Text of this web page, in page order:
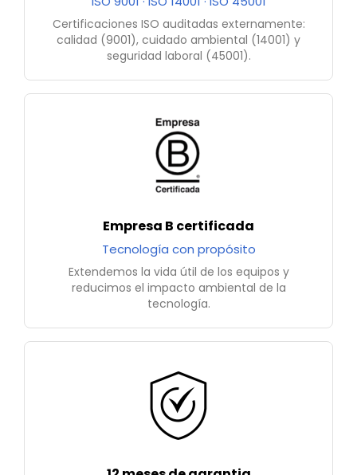
Certificaciones ISO auditadas externamente:
calidad (9001), cuidado ambiental (14001) y
seguridad laboral (45001).
Empresa B certificada
Tecnología con propósito
Extendemos la vida útil de los equipos y
reducimos el impacto ambiental de la
tecnología.